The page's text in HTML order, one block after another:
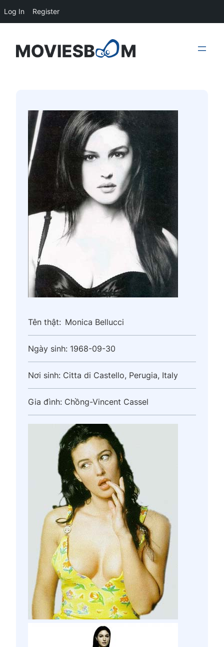
content
Tên thật: Monica Bellucci
Ngày sinh: 1968-09-30
Nơi sinh: Cittа di Castello, Perugia, Italy
Gia đình: Chồng-Vincent Cassel
Log In Register